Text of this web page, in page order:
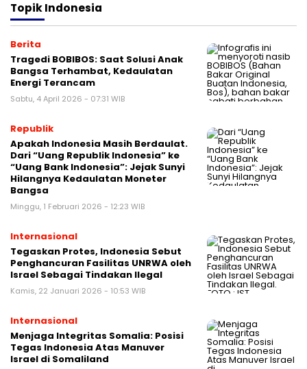
TopikIndonesia
Berita
Tragedi BOBIBOS: Saat Solusi Anak
Bangsa Terhambat, Kedaulatan
Energi Terancam
Sabtu, 4 April 2026 - 07:31 WIB
Republik
Apakah Indonesia Masih Berdaulat.
Dari “Uang Republik Indonesia” ke
“Uang Bank Indonesia”: Jejak Sunyi
Hilangnya Kedaulatan Moneter
Bangsa
Minggu, 1 Februari 2026 - 12:23 WIB
Internasional
Tegaskan Protes, Indonesia Sebut
Penghancuran Fasilitas UNRWA oleh
Israel Sebagai Tindakan Ilegal
Kamis, 22 Januari 2026 - 10:53 WIB
Internasional
Menjaga Integritas Somalia: Posisi
Tegas Indonesia Atas Manuver
Israel di Somaliland